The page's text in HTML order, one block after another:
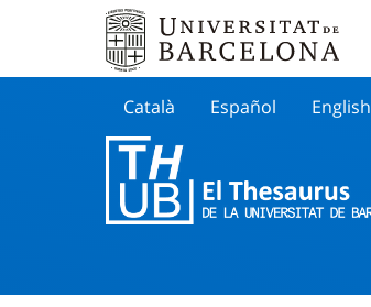
Català Español English